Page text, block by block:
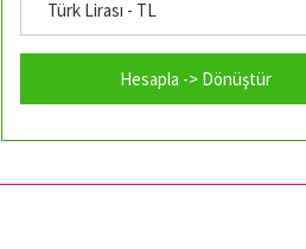
Hesapla -> Dönüştür